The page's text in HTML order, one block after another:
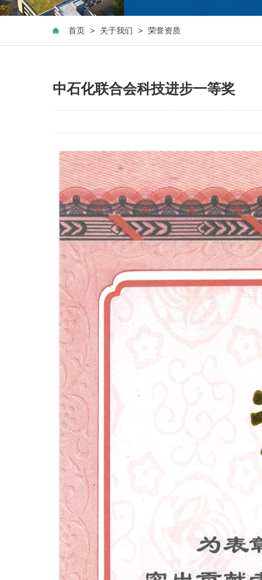
首页 > 关于我们 > 荣誉资质
中石化联合会科技进步一等奖